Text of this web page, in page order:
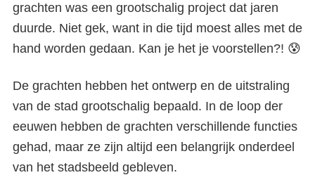
grachten was een grootschalig project dat jaren
duurde. Niet gek, want in die tijd moest alles met de
hand worden gedaan. Kan je het je voorstellen?! 😰
De grachten hebben het ontwerp en de uitstraling
van de stad grootschalig bepaald. In de loop der
eeuwen hebben de grachten verschillende functies
gehad, maar ze zijn altijd een belangrijk onderdeel
van het stadsbeeld gebleven.